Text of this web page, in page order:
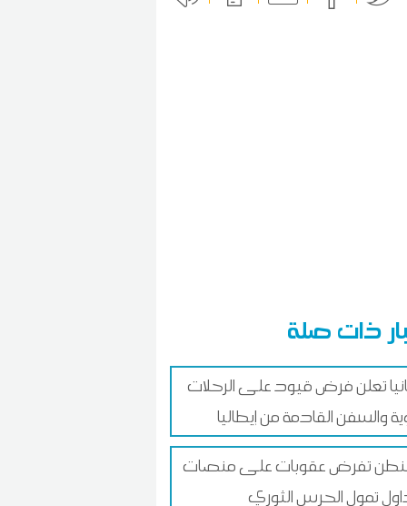
ذات صلة
تعلن فرض قيود على الرحلات
والسفن القادمة من إيطاليا
تفرض عقوبات على منصات
تمول الحرس الثوري